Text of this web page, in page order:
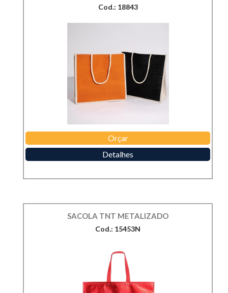
Cod.: 18843
Orçar
Detalhes
SACOLA TNT METALIZADO
Cod.: 15453N